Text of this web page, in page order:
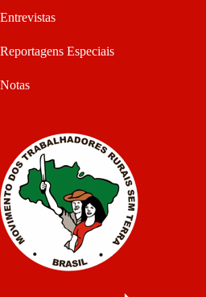
Entrevistas
Reportagens Especiais
Notas